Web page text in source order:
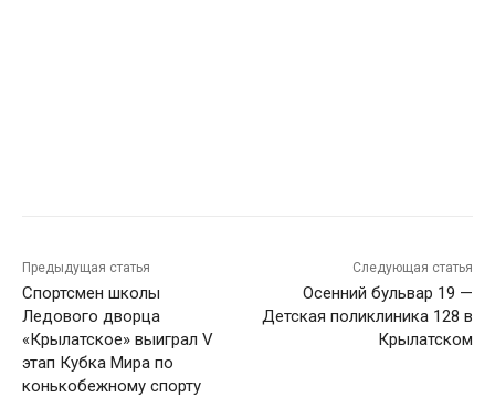
Предыдущая статья
Спортсмен школы
Ледового дворца
«Крылатское» выиграл V
этап Кубка Мира по
конькобежному спорту
Следующая статья
Осенний бульвар 19 —
Детская поликлиника 128 в
Крылатском